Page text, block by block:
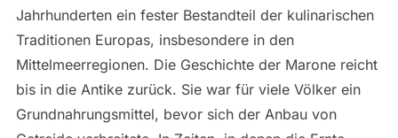
Jahrhunderten ein fester Bestandteil der kulinarischen
Traditionen Europas, insbesondere in den
Mittelmeerregionen. Die Geschichte der Marone reicht
bis in die Antike zurück. Sie war für viele Völker ein
Grundnahrungsmittel, bevor sich der Anbau von